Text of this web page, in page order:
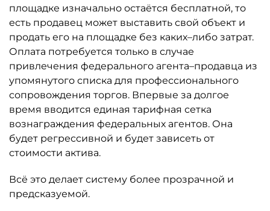
площадке изначально остаётся бесплатной, то
есть продавец может выставить свой объект и
продать его на площадке без каких–либо затрат.
Оплата потребуется только в случае
привлечения федерального агента–продавца из
упомянутого списка для профессионального
сопровождения торгов. Впервые за долгое
время вводится единая тарифная сетка
вознаграждения федеральных агентов. Она
будет регрессивной и будет зависеть от
стоимости актива.
Всё это делает систему более прозрачной и
предсказуемой.